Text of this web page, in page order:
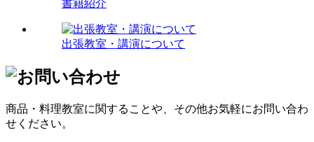
書籍紹介
出張教室・講演について
商品・料理教室に関することや、その他お気軽にお問い合わ
せください。